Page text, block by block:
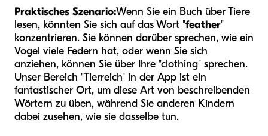
Praktisches Szenario:Wenn Sie ein Buch über Tiere
lesen, könnten Sie sich auf das Wort "feather"
konzentrieren. Sie können darüber sprechen, wie ein
Vogel viele Federn hat, oder wenn Sie sich
anziehen, können Sie über Ihre "clothing" sprechen.
Unser Bereich "Tierreich" in der App ist ein
fantastischer Ort, um diese Art von beschreibenden
Wörtern zu üben, während Sie anderen Kindern
dabei zusehen, wie sie dasselbe tun.